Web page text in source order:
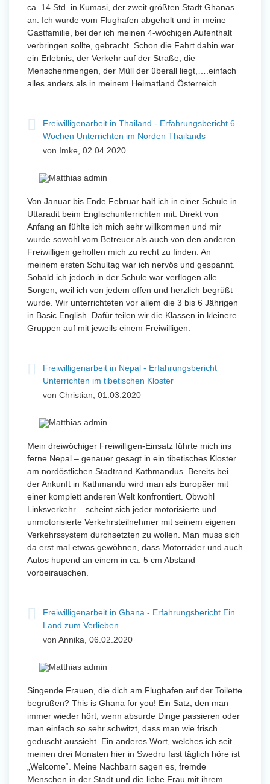
ca. 14 Std. in Kumasi, der zweit größten Stadt Ghanas
an. Ich wurde vom Flughafen abgeholt und in meine
Gastfamilie, bei der ich meinen 4-wöchigen Aufenthalt
verbringen sollte, gebracht. Schon die Fahrt dahin war
ein Erlebnis, der Verkehr auf der Straße, die
Menschenmengen, der Müll der überall liegt,….einfach
alles anders als in meinem Heimatland Österreich.
Freiwilligenarbeit in Thailand - Erfahrungsbericht 6
Wochen Unterrichten im Norden Thailands
von Imke, 02.04.2020
Von Januar bis Ende Februar half ich in einer Schule in
Uttaradit beim Englischunterrichten mit. Direkt von
Anfang an fühlte ich mich sehr willkommen und mir
wurde sowohl vom Betreuer als auch von den anderen
Freiwilligen geholfen mich zu recht zu finden. An
meinem ersten Schultag war ich nervös und gespannt.
Sobald ich jedoch in der Schule war verflogen alle
Sorgen, weil ich von jedem offen und herzlich begrüßt
wurde. Wir unterrichteten vor allem die 3 bis 6 Jährigen
in Basic English. Dafür teilen wir die Klassen in kleinere
Gruppen auf mit jeweils einem Freiwilligen.
Freiwilligenarbeit in Nepal - Erfahrungsbericht
Unterrichten im tibetischen Kloster
von Christian, 01.03.2020
Mein dreiwöchiger Freiwilligen-Einsatz führte mich ins
ferne Nepal – genauer gesagt in ein tibetisches Kloster
am nordöstlichen Stadtrand Kathmandus. Bereits bei
der Ankunft in Kathmandu wird man als Europäer mit
einer komplett anderen Welt konfrontiert. Obwohl
Linksverkehr – scheint sich jeder motorisierte und
unmotorisierte Verkehrsteilnehmer mit seinem eigenen
Verkehrssystem durchsetzten zu wollen. Man muss sich
da erst mal etwas gewöhnen, dass Motorräder und auch
Autos hupend an einem in ca. 5 cm Abstand
vorbeirauschen.
Freiwilligenarbeit in Ghana - Erfahrungsbericht Ein
Land zum Verlieben
von Annika, 06.02.2020
Singende Frauen, die dich am Flughafen auf der Toilette
begrüßen? This is Ghana for you! Ein Satz, den man
immer wieder hört, wenn absurde Dinge passieren oder
man einfach so sehr schwitzt, dass man wie frisch
geduscht aussieht. Ein anderes Wort, welches ich seit
meinen drei Monaten hier in Swedru fast täglich höre ist
„Welcome“. Meine Nachbarn sagen es, fremde
Menschen in der Stadt und die liebe Frau mit ihrem